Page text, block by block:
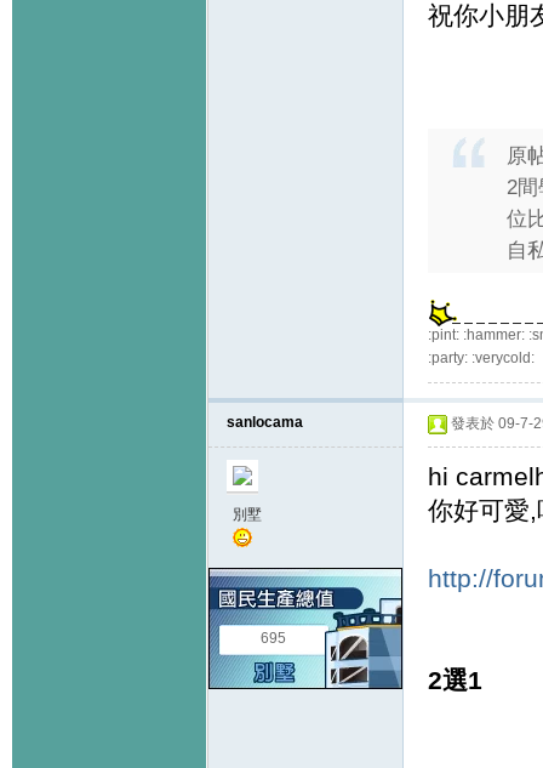
祝你小朋
原
2
位
自
:pint: :hammer:
:party: :verycold:
sanlocama
別墅
695
發表於 09-7-
hi
你好可愛
http://
2選1